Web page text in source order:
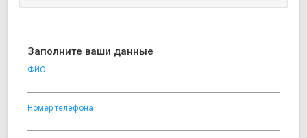
Заполните ваши данные
ФИО
Номер телефона